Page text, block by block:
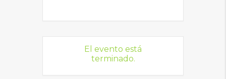
El evento está
terminado.